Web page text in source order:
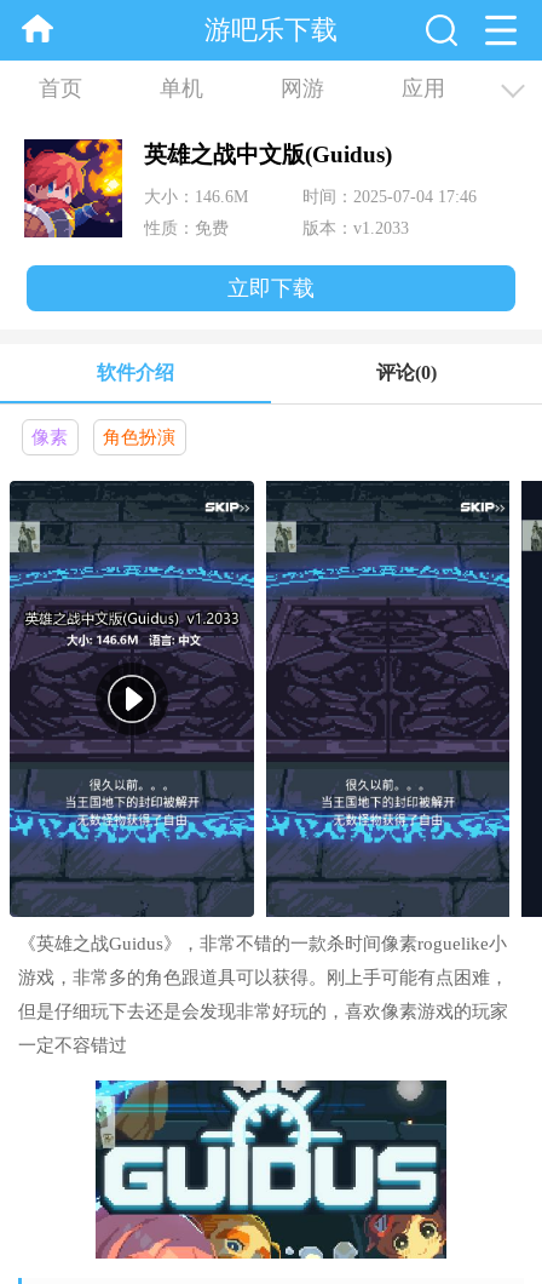
游吧乐下载
首页 单机 网游 应用
资讯 合集
英雄之战中文版(Guidus)
大小：146.6M
时间：2025-07-04 17:46
性质：免费
版本：v1.2033
立即下载
软件介绍 评论(0)
像素 角色扮演
《英雄之战Guidus》，非常不错的一款杀时间像素roguelike小
游戏，非常多的角色跟道具可以获得。刚上手可能有点困难，
但是仔细玩下去还是会发现非常好玩的，喜欢像素游戏的玩家
一定不容错过